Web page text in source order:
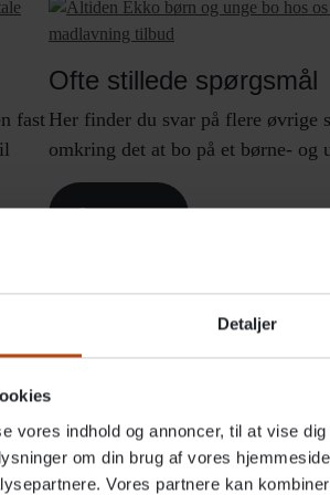
Detaljer
vores indhold og annoncer, til at vise
om din brug af vores
Vores partnere kan
fast
Ofte stillede spørgsmål
Her finder du svar på flere øvrige
omkring det at bo på et børne- og
Læs mere
du alle Altidens